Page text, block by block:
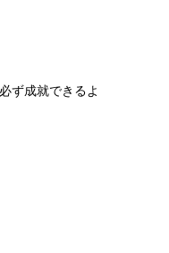
ず成就できるよ